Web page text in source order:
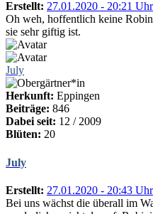
Erstellt: 27.01.2020 - 20:21 Uhr
Oh weh, hoffentlich keine
sie sehr giftig ist.
July
Herkunft: Eppingen
Beiträge: 846
Dabei seit: 12 / 2009
Blüten: 20
July
Erstellt: 27.01.2020 - 20:43 Uhr
Bei uns wächst die überall im